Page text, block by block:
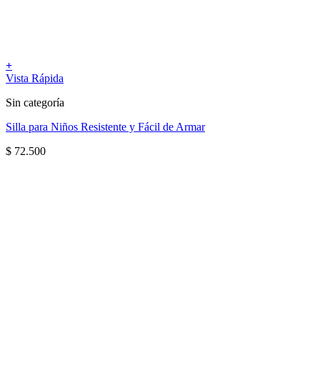
+
Vista Rápida
Sin categoría
Silla para Niños Resistente y Fácil de Armar
$ 72.500